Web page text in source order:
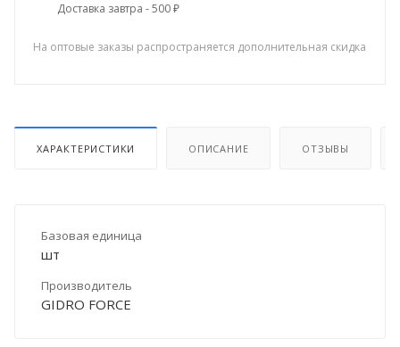
Доставка завтра - 500 ₽
На оптовые заказы распространяется дополнительная скидка
ХАРАКТЕРИСТИКИ ОПИСАНИЕ ОТЗЫВЫ
Базовая единица
шт
Производитель
GIDRO FORCE